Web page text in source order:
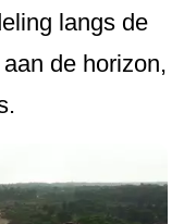
langs de
de horizon,